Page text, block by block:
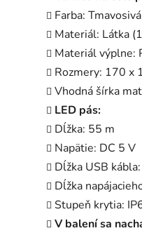
Farba: Tmavosivá
Materiál: Látka
Materiál výplne:
Rozmery: 170 x
Vhodná šírka
LED pás:
Dĺžka: 55 m
Napätie: DC 5 V
Dĺžka USB
Dĺžka
Stupeň krytia:
V balení sa